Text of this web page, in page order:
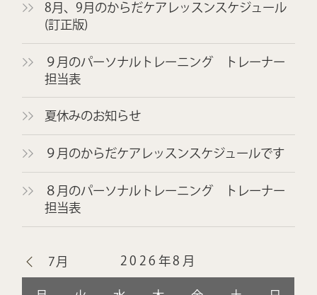
8月、9月のからだケアレッスンスケジュール
(訂正版)
９月のパーソナルトレーニング トレーナー
担当表
夏休みのお知らせ
９月のからだケアレッスンスケジュールです
８月のパーソナルトレーニング トレーナー
担当表
2026年8月
7月